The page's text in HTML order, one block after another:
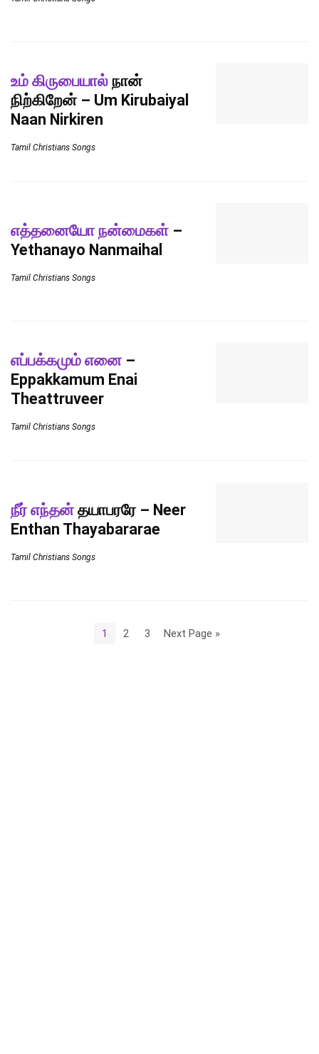
உம் கிருபையால் நான்
நிற்கிறேன் – Um Kirubaiyal
Naan Nirkiren
Tamil Christians Songs
எத்தனையோ நன்மைகள் –
Yethanayo Nanmaihal
Tamil Christians Songs
எப்பக்கமும் எனை–
Eppakkamum Enai
Theattruveer
Tamil Christians Songs
நீர் எந்தன்தயாபரரே – Neer
Enthan Thayabararae
Tamil Christians Songs
1 2 3 Next Page »